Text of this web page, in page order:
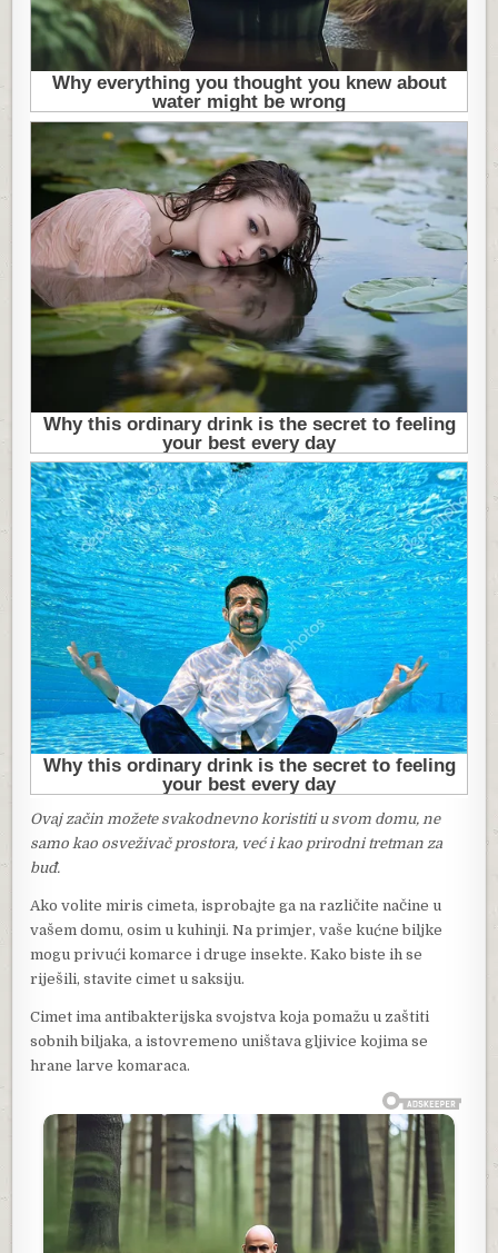
Ovaj začin možete svakodnevno koristiti u svom domu, ne
samo kao osveživač prostora, već i kao prirodni tretman za
buđ.
Ako volite miris cimeta, isprobajte ga na različite načine u
vašem domu, osim u kuhinji. Na primjer, vaše kućne biljke
mogu privući komarce i druge insekte. Kako biste ih se
riješili, stavite cimet u saksiju.
Cimet ima antibakterijska svojstva koja pomažu u zaštiti
sobnih biljaka, a istovremeno uništava gljivice kojima se
hrane larve komaraca.